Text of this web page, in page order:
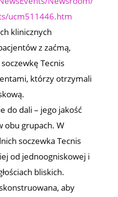
ucm511446.htm
klinicznych
z zaćmą,
Tecnis
którzy otrzymali
do dali – jego jakość
obu grupach. W
soczewka Tecnis
od jednoogniskowej i
bliskich.
aby